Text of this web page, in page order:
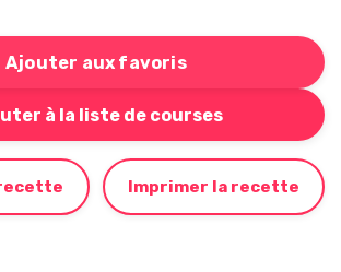
Ajouter aux favoris
à la liste de courses
cette recette à votre liste de
Imprimer la recette